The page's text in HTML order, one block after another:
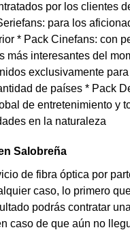
por los clientes
para los
* Pack Cinefans: con
interesantes del
exclusivamente
de países * Pack
de entretenimiento y
en la naturaleza
Salobreña
de fibra óptica por
caso, lo primero
podrás contratar
caso de que aún no